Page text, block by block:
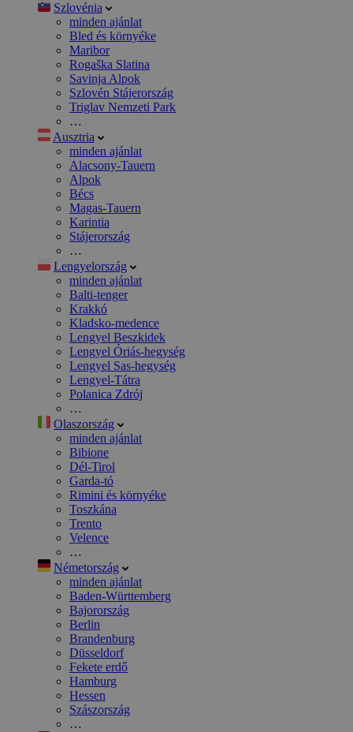
Szlovénia
minden ajánlat
Bled és környéke
Maribor
Rogaška Slatina
Savinja Alpok
Szlovén Stájerország
Triglav Nemzeti Park
…
Ausztria
minden ajánlat
Alacsony-Tauern
Alpok
Bécs
Magas-Tauern
Karintia
Stájerország
…
Lengyelország
minden ajánlat
Balti-tenger
Krakkó
Kladsko-medence
Lengyel Beszkidek
Lengyel Óriás-hegység
Lengyel Sas-hegység
Lengyel-Tátra
Polanica Zdrój
…
Olaszország
minden ajánlat
Bibione
Dél-Tirol
Garda-tó
Rimini és környéke
Toszkána
Trento
Velence
…
Németország
minden ajánlat
Baden-Württemberg
Bajorország
Berlin
Brandenburg
Düsseldorf
Fekete erdő
Hamburg
Hessen
Szászország
…